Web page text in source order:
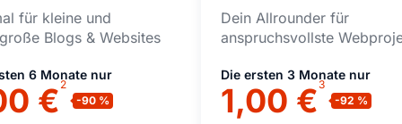
für kleine und
Blogs & Websites
6 Monate nur
€ 2
Dein Allrounder für
anspruchsvollste
Die ersten 3 Monate nur
1,00 €3